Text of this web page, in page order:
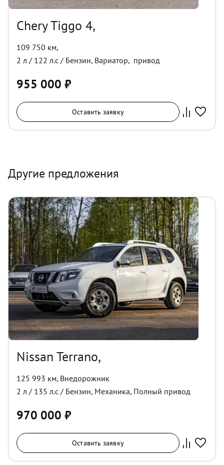
Chery Tiggo 4,
109 750 км,
2 л / 122 л.с / Бензин, Вариатор, привод
955 000 ₽
Оставить заявку
Другие предложения
Nissan Terrano,
125 993 км, Внедорожник
2 л / 135 л.с / Бензин, Механика, Полный привод
970 000 ₽
Оставить заявку